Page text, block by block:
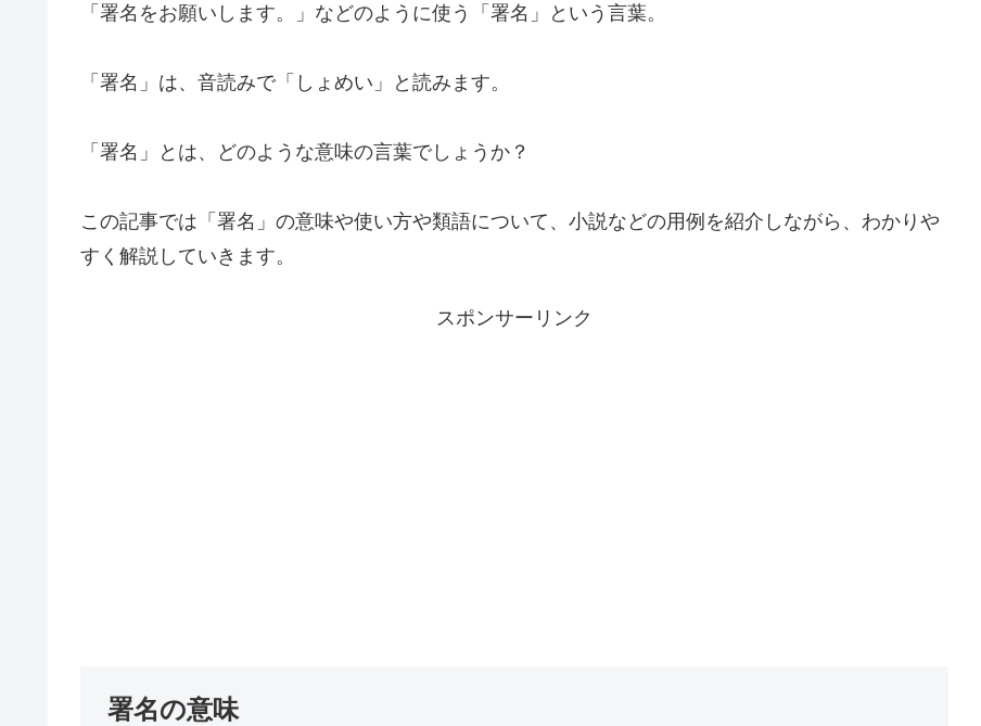
「署名をお願いします。」などのように使う「署名」という言葉。
「署名」は、音読みで「しょめい」と読みます。
「署名」とは、どのような意味の言葉でしょうか？
この記事では「署名」の意味や使い方や類語について、小説などの用例を紹介しながら、わかりや
すく解説していきます。
スポンサーリンク
署名の意味